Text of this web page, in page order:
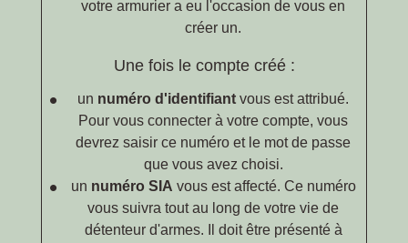
votre armurier a eu l'occasion de vous en
créer un.
Une fois le compte créé :
un numéro d'identifiant vous est attribué.
Pour vous connecter à votre compte, vous
devrez saisir ce numéro et le mot de passe
que vous avez choisi.
un numéro SIA vous est affecté. Ce numéro
vous suivra tout au long de votre vie de
détenteur d'armes. Il doit être présenté à